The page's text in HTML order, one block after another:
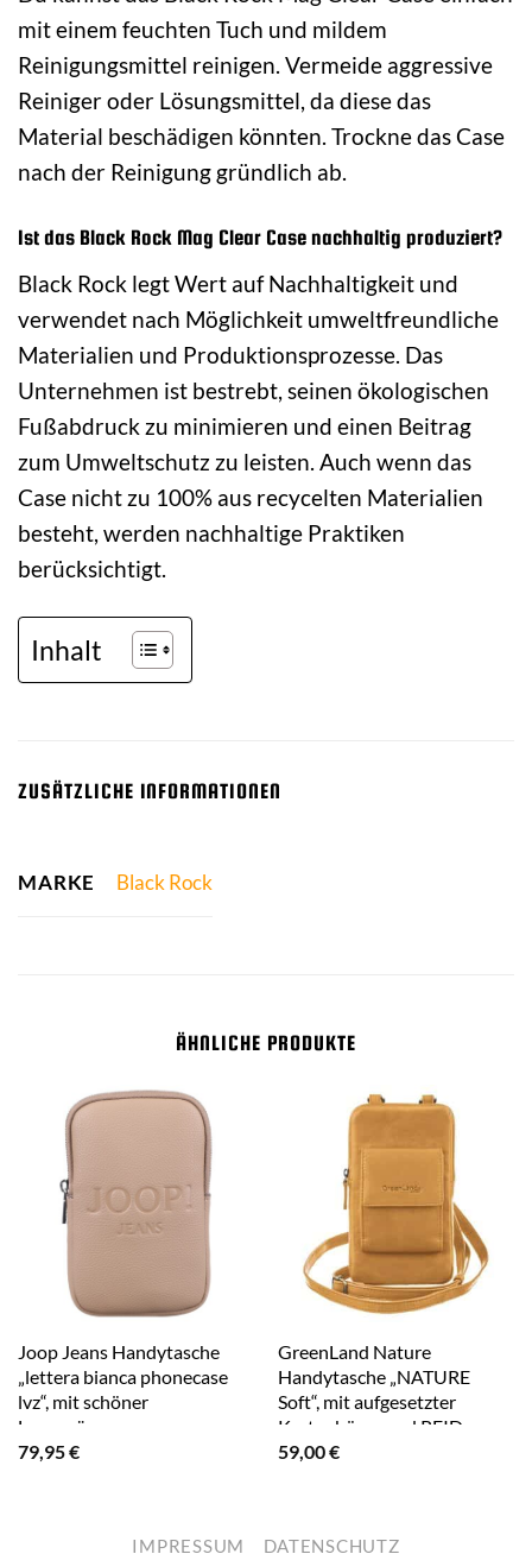
mit einem feuchten Tuch und mildem
Reinigungsmittel reinigen. Vermeide aggressive
Reiniger oder Lösungsmittel, da diese das
Material beschädigen könnten. Trockne das Case
nach der Reinigung gründlich ab.
Ist das Black Rock Mag Clear Case nachhaltig produziert?
Black Rock legt Wert auf Nachhaltigkeit und
verwendet nach Möglichkeit umweltfreundliche
Materialien und Produktionsprozesse. Das
Unternehmen ist bestrebt, seinen ökologischen
Fußabdruck zu minimieren und einen Beitrag
zum Umweltschutz zu leisten. Auch wenn das
Case nicht zu 100% aus recycelten Materialien
besteht, werden nachhaltige Praktiken
berücksichtigt.
Inhalt
ZUSÄTZLICHE INFORMATIONEN
MARKE Black Rock
ÄHNLICHE PRODUKTE
Joop Jeans Handytasche
„lettera bianca phonecase
lvz“, mit schöner
Logoprägung grau
79,95€
GreenLand Nature
Handytasche „NATURE
Soft“, mit aufgesetzter
Kartenbörse und RFID-
Schutz gelb
59,00€
IMPRESSUM DATENSCHUTZ